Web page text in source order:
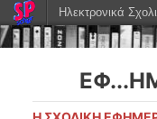
Ηλεκτρονικά